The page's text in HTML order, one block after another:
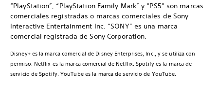
“PlayStation”, “PlayStation Family Mark” y “PS5” son marcas
comerciales registradas o marcas comerciales de Sony
Interactive Entertainment Inc. “SONY” es una marca
comercial registrada de Sony Corporation.
Disney+ es la marca comercial de Disney Enterprises, Inc., y se utiliza con
permiso. Netflix es la marca comercial de Netflix. Spotify es la marca de
servicio de Spotify. YouTube es la marca de servicio de YouTube.